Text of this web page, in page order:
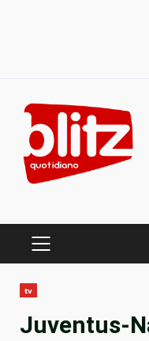
content
PRIMARY
tv
Juventus-